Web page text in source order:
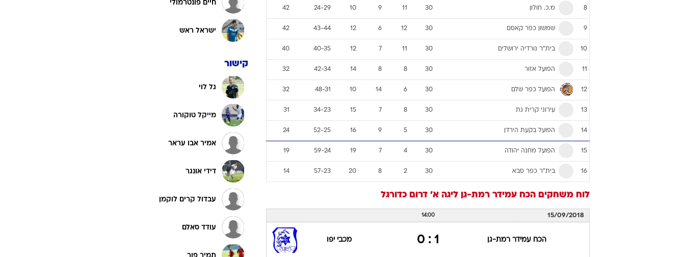
רוגבי וקריקט 8 מ.כ. חולון 30
11
9
10
24-29
42
9 שמשון כפר קאסם 30
12
6
12
43-44
42
10 בית"ר נורדיה ירושלים 30
11
7
12
40-35
40
11 הפועל אזור 30
8
8
14
42-34
32
12 הפועל כפר שלם 30
6
14
10
48-31
32
13 עירוני קרית גת 30
8
7
15
34-23
31
14 הפועל בקעת הירדן 30
5
9
16
52-25
24
15 הפועל מחנה יהודה 30
4
7
19
59-24
19
16 בית"ר כפר סבא 30
2
8
20
57-23
14
לוח משחקים הכח עמידר רמת-גן ליגה א' דרום כדורגל
15/09/2018
14:00
הכח עמידר רמת-גן 1 : 0 מכבי יפו
חיים פונטרמולי
ישראל ראש
קישור
גל לוי
מייקל טוקורה
אמיר אבו עראר
דידי אונגר
עבדול קרים לוקמן
עודד סאלם
תמיר פור